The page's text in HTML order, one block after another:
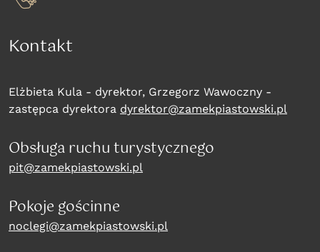
Kontakt
Elżbieta Kula - dyrektor, Grzegorz Wawoczny -
zastępca dyrektora dyrektor@zamekpiastowski.pl
Obsługa ruchu turystycznego
pit@zamekpiastowski.pl
Pokoje gościnne
noclegi@zamekpiastowski.pl